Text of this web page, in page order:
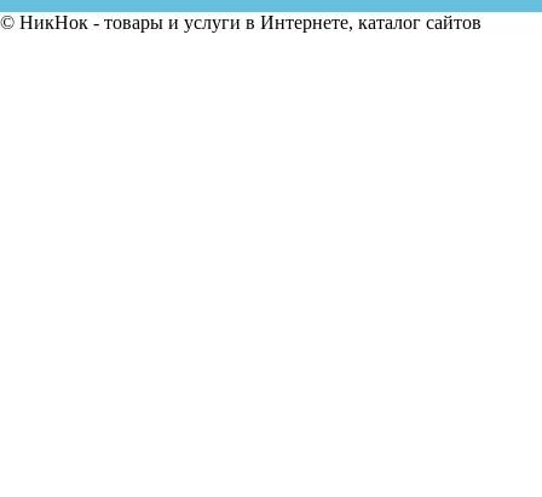
© НикНок - товары и услуги в Интернете, каталог сайтов